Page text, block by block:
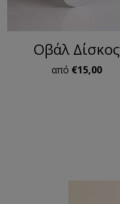
Οβάλ Δίσκος
από €15,00